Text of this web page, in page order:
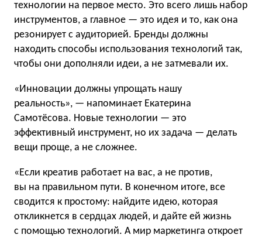
технологии на первое место. Это всего лишь набор
инструментов, а главное — это идея и то, как она
резонирует с аудиторией. Бренды должны
находить способы использования технологий так,
чтобы они дополняли идеи, а не затмевали их.
«Инновации должны упрощать нашу
реальность», — напоминает Екатерина
Самотёсова. Новые технологии — это
эффективный инструмент, но их задача — делать
вещи проще, а не сложнее.
«Если креатив работает на вас, а не против,
вы на правильном пути. В конечном итоге, все
сводится к простому: найдите идею, которая
откликнется в сердцах людей, и дайте ей жизнь
с помощью технологий. А мир маркетинга откроет